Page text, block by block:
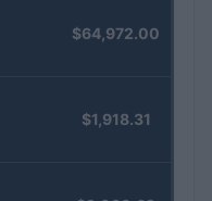
$64,972.00
$1,918.31